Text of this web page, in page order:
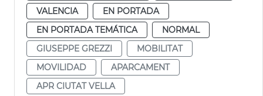
VALENCIA
EN PORTADA
EN PORTADA TEMÁTICA
NORMAL
GIUSEPPE GREZZI
MOBILITAT
MOVILIDAD
APARCAMENT
APR CIUTAT VELLA